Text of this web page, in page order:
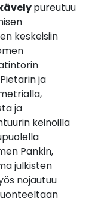
pureutuu
keskeisiin
ja
ja
keinoilla
Pankin,
julkisten
nojautuu